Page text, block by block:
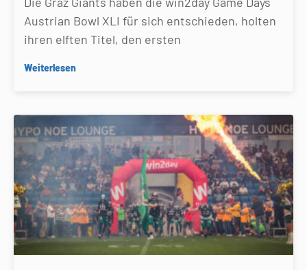
Austrian Bowl XLI für sich entschieden, holten
ihren elften Titel, den ersten
Weiterlesen